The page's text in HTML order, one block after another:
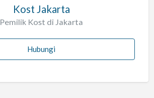
Kost Jakarta
Pemilik Kost di Jakarta
Hubungi